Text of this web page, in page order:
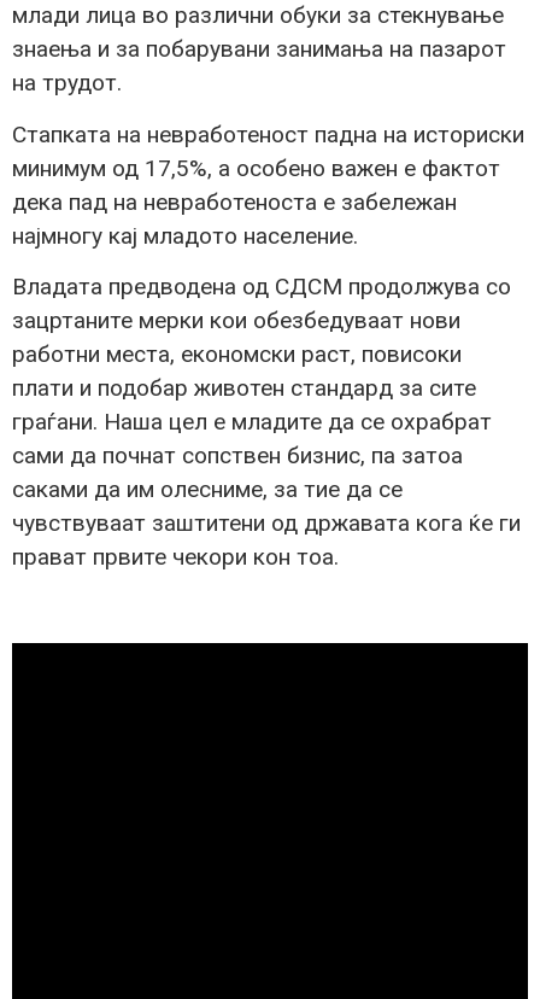
млади лица во различни обуки за стекнување
знаења и за побарувани занимања на пазарот
на трудот.
Стапката на невработеност падна на историски
минимум од 17,5%, а особено важен е фактот
дека пад на невработеноста е забележан
најмногу кај младото население.
Владата предводена од СДСМ продолжува со
зацртаните мерки кои обезбедуваат нови
работни места, економски раст, повисоки
плати и подобар животен стандард за сите
граѓани. Наша цел е младите да се охрабрат
сами да почнат сопствен бизнис, па затоа
саками да им олесниме, за тие да се
чувствуваат заштитени од државата кога ќе ги
прават првите чекори кон тоа.